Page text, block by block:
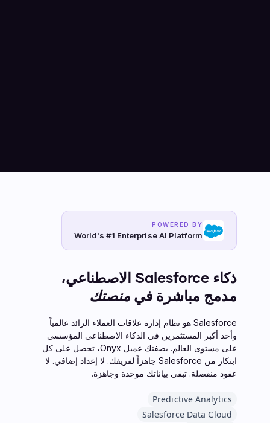
POWERED BY
World's #1 Enterprise AI Platform
ذكاء Salesforce الاصطناعي،
مدمج مباشرة في منصتك
Salesforce هو نظام إدارة علاقات العملاء الرائد عالمياً
وأحد أكبر المستثمرين في الذكاء الاصطناعي المؤسسي
على مستوى العالم. بصفتك عميل Onyx، تحصل على كل
ابتكار من Salesforce جاهزاً لفريقك. لا إعداد إضافي. لا
عقود منفصلة. تبقى بياناتك موحدة وجاهزة.
Predictive Analytics
Salesforce Data Cloud